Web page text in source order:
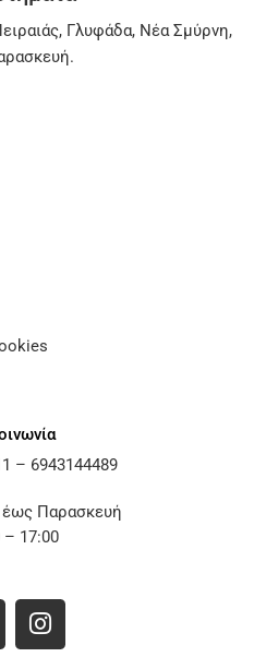
, Γλυφάδα, Νέα Σμύρνη,
.
– 6943144489
Παρασκευή
– 17:00